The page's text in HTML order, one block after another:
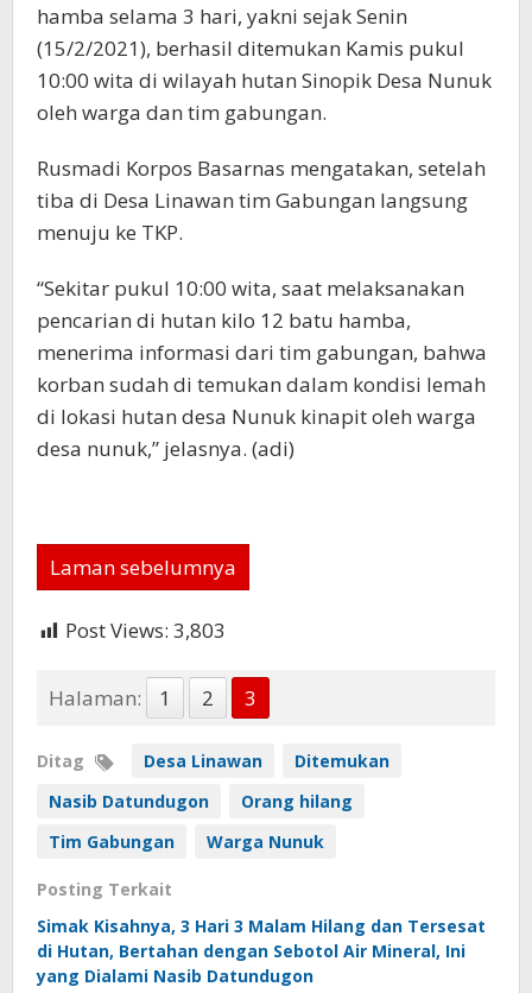
hamba selama 3 hari, yakni sejak Senin
(15/2/2021), berhasil ditemukan Kamis pukul
10:00 wita di wilayah hutan Sinopik Desa Nunuk
oleh warga dan tim gabungan.
Rusmadi Korpos Basarnas mengatakan, setelah
tiba di Desa Linawan tim Gabungan langsung
menuju ke TKP.
“Sekitar pukul 10:00 wita, saat melaksanakan
pencarian di hutan kilo 12 batu hamba,
menerima informasi dari tim gabungan, bahwa
korban sudah di temukan dalam kondisi lemah
di lokasi hutan desa Nunuk kinapit oleh warga
desa nunuk,” jelasnya. (adi)
Laman sebelumnya
Post Views: 3,803
Halaman: 1 2 3
Ditag Desa Linawan
Ditemukan
Nasib Datundugon
Orang hilang
Tim Gabungan
Warga Nunuk
Posting Terkait
Simak Kisahnya, 3 Hari 3 Malam Hilang dan Tersesat
di Hutan, Bertahan dengan Sebotol Air Mineral, Ini
yang Dialami Nasib Datundugon